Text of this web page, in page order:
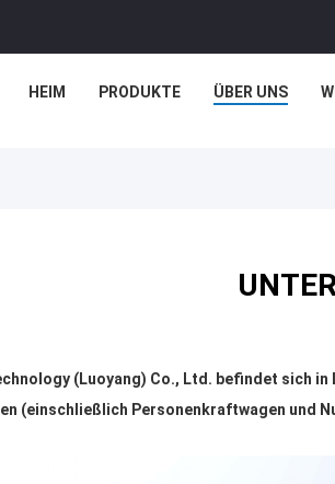
HEIM PRODUKTE ÜBER UNS
(Luoyang) Co., Ltd. befindet sich
(einschließlich Personenkraftwagen und